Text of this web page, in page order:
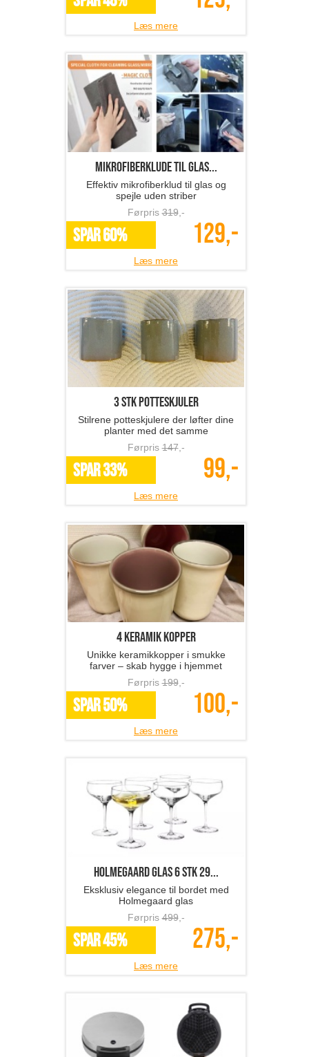
Læs mere
Mikrofiberklude til glas...
Effektiv mikrofiberklud til glas og
spejle uden striber
Førpris319,-
SPAR 60% 129,-
Læs mere
3 stk potteskjuler
Stilrene potteskjulere der løfter dine
planter med det samme
Førpris147,-
SPAR 33% 99,-
Læs mere
4 keramik kopper
Unikke keramikkopper i smukke
farver – skab hygge i hjemmet
Førpris199,-
SPAR 50% 100,-
Læs mere
Holmegaard glas 6 stk 29...
Eksklusiv elegance til bordet med
Holmegaard glas
Førpris499,-
SPAR 45% 275,-
Læs mere